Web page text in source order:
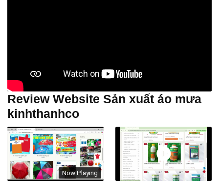
Review Website Sản xuất áo mưa
kinhthanhco
Now Playing